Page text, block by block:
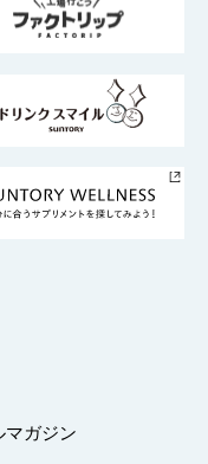
ティ経営
マガジン